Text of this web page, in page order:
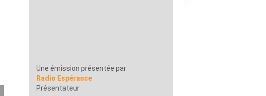
Une émission présentée par
Radio Espérance
Présentateur